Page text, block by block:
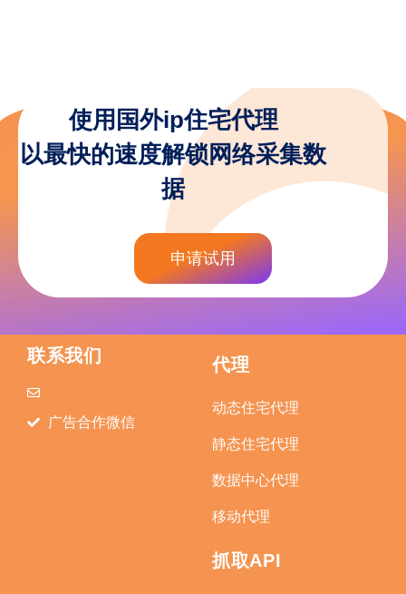
使用国外ip住宅代理
以最快的速度解锁网络采集数
据
申请试用
联系我们
广告合作微信
代理
动态住宅代理
静态住宅代理
数据中心代理
移动代理
抓取API